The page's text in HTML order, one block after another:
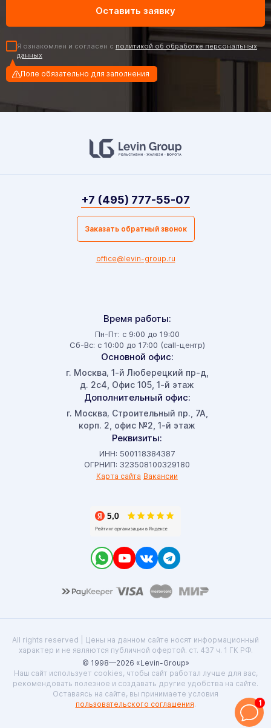
Я ознакомлен и согласен с политикой об обработке персональных
данных
Поле обязательно для заполнения
Время работы:
Пн-Пт: с 9:00 до 19:00
Сб-Вс: с 10:00 до 17:00 (call-центр)
Основной офис:
г. Москва, 1-й Люберецкий пр-д,
д. 2с4, Офис 105, 1-й этаж
Дополнительный офис:
г. Москва, Строительный пр., 7А,
корп. 2, офис №2, 1-й этаж
Реквизиты:
ИНН: 500118384387
ОГРНИП: 323508100329180
Карта сайта Вакансии
+7 (495) 777-55-07
Заказать обратный звонок
office@levin-group.ru
All rights reserved | Цены на данном сайте носят информационный
характер и не являются публичной офертой. ст. 437 ч. 1 ГК РФ.
© 1998—2026 «Levin-Group»
Наш сайт использует cookies, чтобы сайт работал лучше для вас,
рекомендовать полезное и создавать другие удобства на сайте.
Оставаясь на сайте, вы принимаете условия
пользовательского соглашения. 1